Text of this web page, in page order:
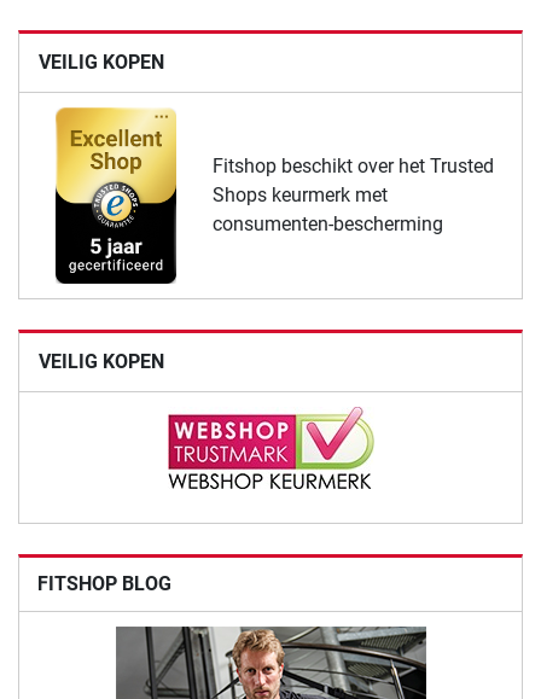
VEILIG KOPEN
Fitshop beschikt over het Trusted
Shops keurmerk met
consumenten-bescherming
VEILIG KOPEN
FITSHOP BLOG